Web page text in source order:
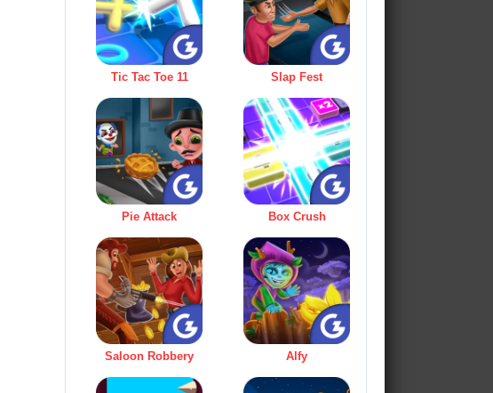
Tic Tac Toe 11 Slap Fest
Pie Attack Box Crush
Saloon Robbery Alfy